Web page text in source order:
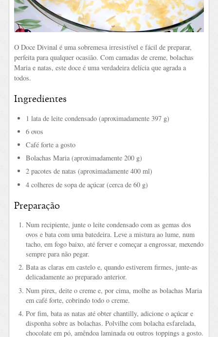
O Doce Divinal é uma sobremesa irresistível e fácil de preparar,
perfeita para qualquer ocasião. Com camadas de creme, bolachas
Maria e natas, este doce é uma verdadeira delícia que agrada a
todos.
Ingredientes
1 lata de leite condensado (aproximadamente 397 g)
6 ovos
Café forte a gosto
Bolachas Maria (aproximadamente 200 g)
2 pacotes de natas (aproximadamente 400 ml)
4 colheres de sopa de açúcar (cerca de 60 g)
Preparação
Num recipiente, junte o leite condensado com as gemas dos
ovos e bata com uma batedeira. Leve a mistura ao lume, num
tacho, em fogo baixo, até ferver e começar a engrossar, mexendo
sempre para não pegar.
Bata as claras em castelo e, quando estiverem firmes, junte-as
delicadamente ao preparado anterior.
Num pirex, deite o creme e, por cima, molhe as bolachas Maria
em café forte, cobrindo todo o creme.
Por fim, bata as natas até obter chantilly, adicione o açúcar e
disponha sobre as bolachas. Polvilhe com bolacha esfarelada,
chocolate em pó, amêndoa laminada ou outros toppings a gosto.